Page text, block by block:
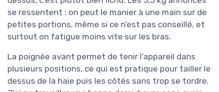
se ressentent : on peut le manier à une main sur de
petites portions, même si ce n’est pas conseillé, et
surtout on fatigue moins vite sur les bras.
La poignée avant permet de tenir l’appareil dans
plusieurs positions, ce qui est pratique pour tailler le
dessus de la haie puis les côtés sans trop se tordre.